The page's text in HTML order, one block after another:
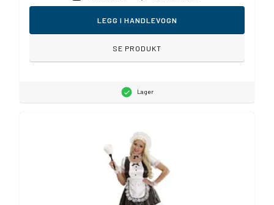
LEGG I HANDLEVOGN
SE PRODUKT
Lager